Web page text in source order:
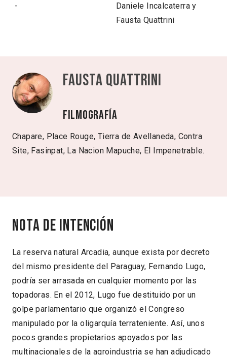
-
Daniele Incalcaterra y
Fausta Quattrini
Fausta Quattrini
Filmografía
Chapare, Place Rouge, Tierra de Avellaneda, Contra
Site, Fasinpat, La Nacion Mapuche, El Impenetrable.
Nota de intención
La reserva natural Arcadia, aunque exista por decreto
del mismo presidente del Paraguay, Fernando Lugo,
podría ser arrasada en cualquier momento por las
topadoras. En el 2012, Lugo fue destituido por un
golpe parlamentario que organizó el Congreso
manipulado por la oligarquía terrateniente. Así, unos
pocos grandes propietarios apoyados por las
multinacionales de la agroindustria se han adjudicado